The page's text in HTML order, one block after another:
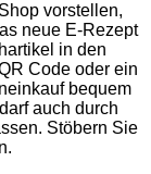
vorstellen,
neue E-Rezept
in den
Code oder ein
bequem
auch durch
Stöbern Sie